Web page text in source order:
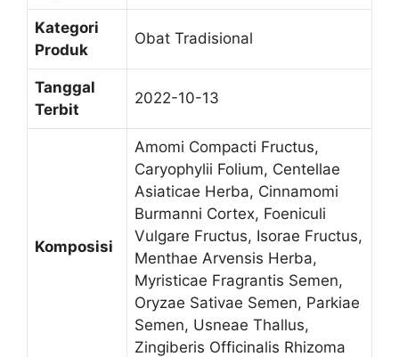
Kategori
Produk
Obat Tradisional
Tanggal
Terbit
2022-10-13
Komposisi
Amomi Compacti Fructus,
Caryophylii Folium, Centellae
Asiaticae Herba, Cinnamomi
Burmanni Cortex, Foeniculi
Vulgare Fructus, Isorae Fructus,
Menthae Arvensis Herba,
Myristicae Fragrantis Semen,
Oryzae Sativae Semen, Parkiae
Semen, Usneae Thallus,
Zingiberis Officinalis Rhizoma